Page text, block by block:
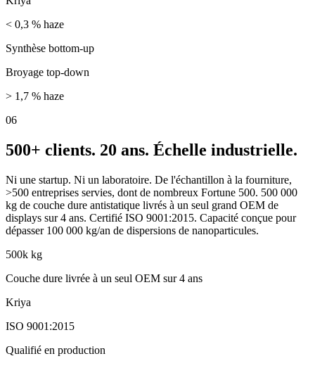
< 0,3 % haze
Synthèse bottom-up
Broyage top-down
> 1,7 % haze
06
500+ clients. 20 ans. Échelle industrielle.
Ni une startup. Ni un laboratoire. De l'échantillon à la fourniture,
>500 entreprises servies, dont de nombreux Fortune 500. 500 000
kg de couche dure antistatique livrés à un seul grand OEM de
displays sur 4 ans. Certifié ISO 9001:2015. Capacité conçue pour
dépasser 100 000 kg/an de dispersions de nanoparticules.
500k kg
Couche dure livrée à un seul OEM sur 4 ans
Kriya
ISO 9001:2015
Qualifié en production